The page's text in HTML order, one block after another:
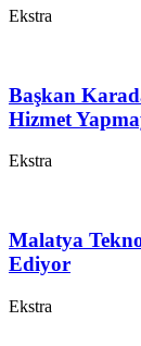
Ekstra
Başkan
Hizmet
Ekstra
Malatya
Ediyor
Ekstra